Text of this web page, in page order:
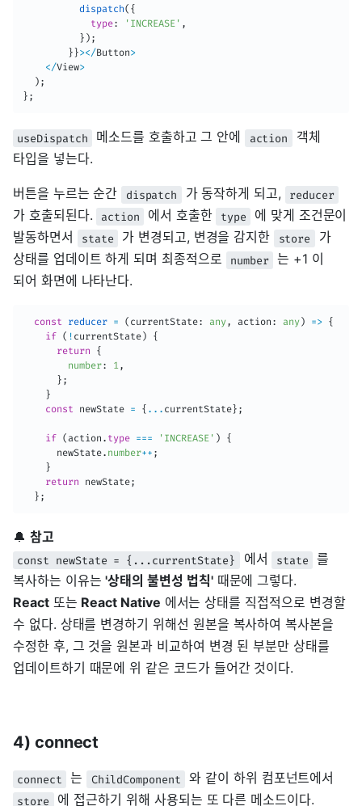
dispatch( {
type: 'INCREASE' ,
} ) ;
} }></Button>
</View>
) ;
} ;
useDispatch 메소드를 호출하고 그 안에 action
객체
타입을 넣는다.
버튼을 누르는 순간 dispatch 가 동작하게 되고, reducer
가 호출되된다. action 에서 호출한 type
에 맞게 조건문이
발동하면서
state 가 변경되고, 변경을 감지한 store
가
상태를 업데이트 하게 되며 최종적으로
number
는 +1 이
되어 화면에 나타난다.
const reducer = ( currentState: any, action : any ) => {
if ( ! currentState )
{
return
{
number: 1,
} ;
}
const newState = { ... currentState } ;
if (action . type === 'INCREASE' )
{
      newState
. number++ ;
}
return newState;
} ;
🔔 참고
const newState = {...currentState} 에서 state
를
복사하는 이유는'상태의 불변성 법칙'때문에 그렇다.
React또는 React Native 에서는 상태를 직접적으로 변경할
수 없다. 상태를 변경하기 위해선 원본을 복사하여 복사본을
수정한 후, 그 것을 원본과 비교하여 변경 된 부분만 상태를
업데이트하기 때문에 위 같은 코드가 들어간 것이다.
4) connect
connect 는 ChildComponent 와 같이 하위 컴포넌트에서
store 에 접근하기 위해 사용되는 또 다른 메소드이다.